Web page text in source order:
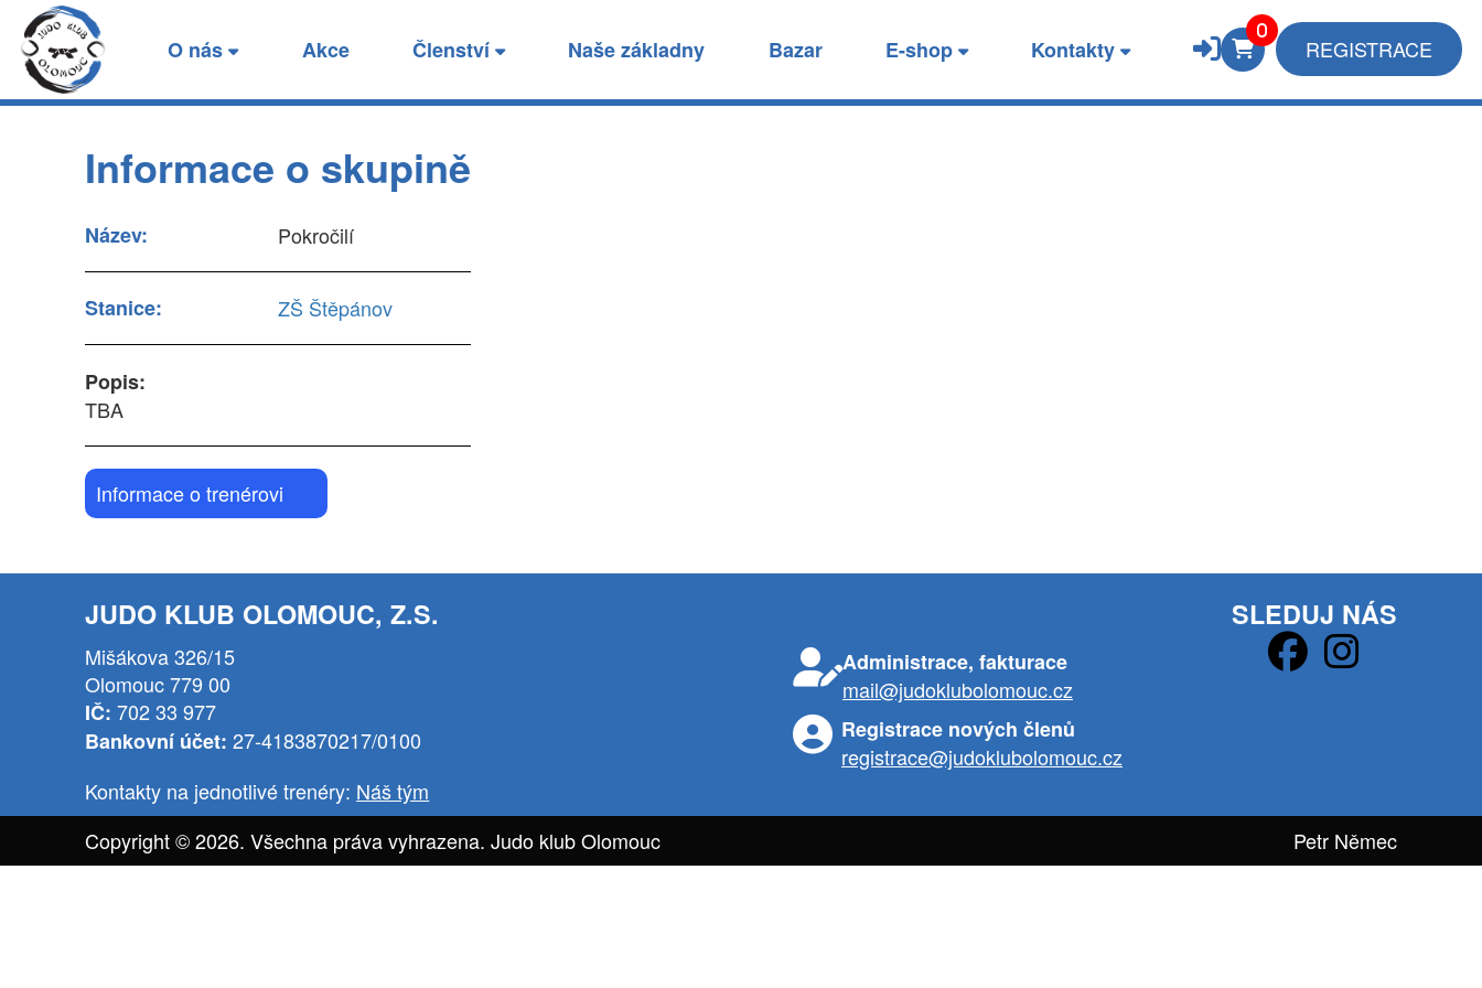
O nás Akce Členství Naše základny Bazar E-shop Kontakty REGISTRACE
Skupina Pokročilí - stanice
Zde naleznete základní informace o stanici .
Informace o skupině
Název: Pokročilí
Stanice: ZŠ Štěpánov
Popis:
TBA
Informace o trenérovi
JUDO KLUB OLOMOUC, Z.S.
Mišákova 326/15
Olomouc 779 00
IČ: 702 33 977
Bankovní účet: 27-4183870217/0100
Kontakty na jednotlivé trenéry: Náš tým
Administrace, fakturace
mail@judoklubolomouc.cz
Registrace nových členů
registrace@judoklubolomouc.cz
SLEDUJ NÁS
Copyright © 2026. Všechna práva vyhrazena. Judo klub Olomouc Petr Němec